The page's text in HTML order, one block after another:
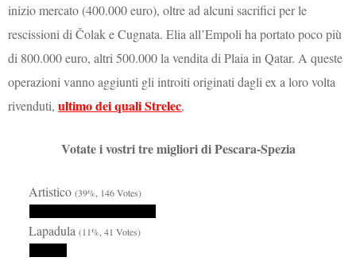
inizio mercato (400.000 euro), oltre ad alcuni sacrifici per le
rescissioni di Čolak e Cugnata. Elia all’Empoli ha portato poco più
di 800.000 euro, altri 500.000 la vendita di Plaia in Qatar. A queste
operazioni vanno aggiunti gli introiti originati dagli ex a loro volta
rivenduti,ultimo dei quali Strelec.
Votate i vostri tre migliori di Pescara-Spezia
Artistico(39%, 146 Votes)
Lapadula(11%, 41 Votes)